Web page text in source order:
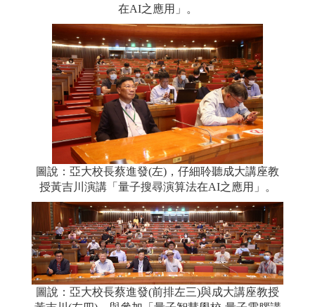
在AI之應用」。
圖說：亞大校長蔡進發(左)，仔細聆聽成大講座教
授黃吉川演講「量子搜尋演算法在AI之應用」。
圖說：亞大校長蔡進發(前排左三)與成大講座教授